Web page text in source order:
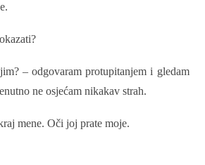
– odgovaram protupitanjem i gledam
ne osjećam nikakav strah.
mene. Oči joj prate moje.